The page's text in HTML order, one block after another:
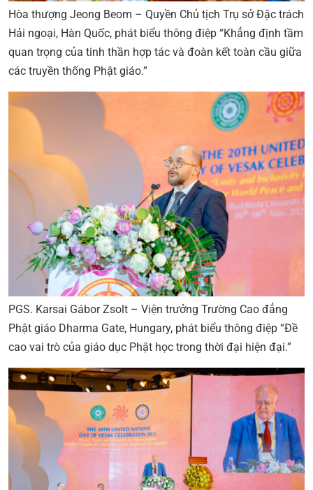
Hòa thượng Jeong Beom – Quyền Chủ tịch Trụ sở Đặc trách
Hải ngoại, Hàn Quốc, phát biểu thông điệp “Khẳng định tầm
quan trọng của tinh thần hợp tác và đoàn kết toàn cầu giữa
các truyền thống Phật giáo.”
PGS. Karsai Gábor Zsolt – Viện trưởng Trường Cao đẳng
Phật giáo Dharma Gate, Hungary, phát biểu thông điệp “Đề
cao vai trò của giáo dục Phật học trong thời đại hiện đại.”